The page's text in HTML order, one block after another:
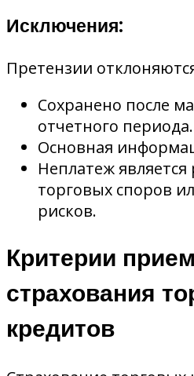
Исключения:
Претензии
Сохранено после
отчетного периода.
Основная
Неплатеж является
торговых споров
рисков.
Критерии
страхования
кредитов